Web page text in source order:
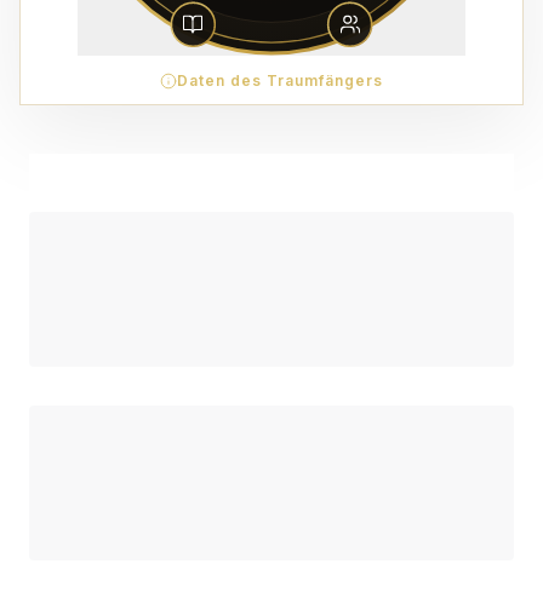
Daten des Traumfängers